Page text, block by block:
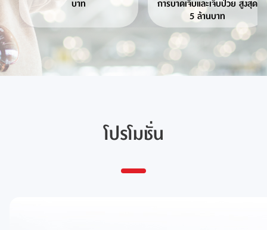
บาท
การบาดเจ็บและเจ็บป่วย สูงสุด
5 ล้านบาท
โปรโมชั่น